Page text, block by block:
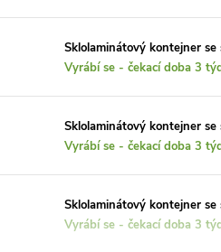
Sklolaminátový kontejner
Vyrábí se - čekací doba 3
Sklolaminátový kontejner
Vyrábí se - čekací doba 3
Sklolaminátový kontejner
Vyrábí se - čekací doba 3